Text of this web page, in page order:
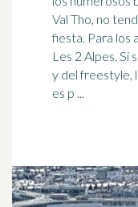
Val Tho, no
fiesta. Para los
Les 2 Alpes. Si
y del freestyle,
es p ...